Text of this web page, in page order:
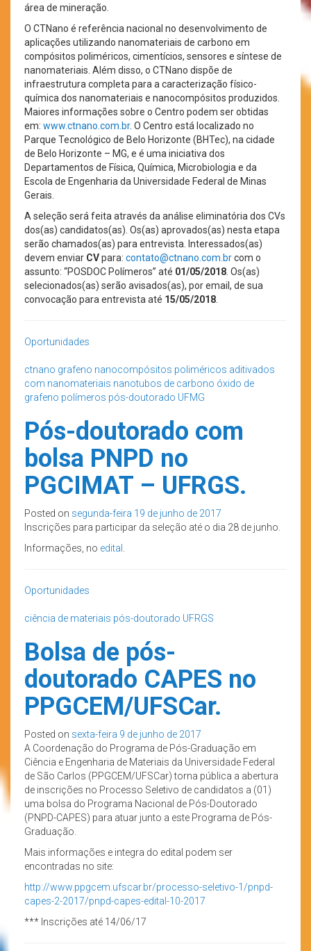
área de mineração.
O CTNano é referência nacional no desenvolvimento de
aplicações utilizando nanomateriais de carbono em
compósitos poliméricos, cimentícios, sensores e síntese de
nanomateriais. Além disso, o CTNano dispõe de
infraestrutura completa para a caracterização físico-
química dos nanomateriais e nanocompósitos produzidos.
Maiores informações sobre o Centro podem ser obtidas
em: www.ctnano.com.br. O Centro está localizado no
Parque Tecnológico de Belo Horizonte (BHTec), na cidade
de Belo Horizonte – MG, e é uma iniciativa dos
Departamentos de Física, Química, Microbiologia e da
Escola de Engenharia da Universidade Federal de Minas
Gerais.
A seleção será feita através da análise eliminatória dos CVs
dos(as) candidatos(as). Os(as) aprovados(as) nesta etapa
serão chamados(as) para entrevista. Interessados(as)
devem enviar CVpara: contato@ctnano.com.brcom o
assunto: “POSDOC Polímeros” até 01/05/2018 . Os(as)
selecionados(as) serão avisados(as), por email, de sua
convocação para entrevista até 15/05/2018
Oportunidades
ctnano grafeno nanocompósitos poliméricos aditivados
com nanomateriais nanotubos de carbono óxido de
grafeno polímeros pós-doutorado UFMG
Pós-doutorado com
bolsa PNPD no
PGCIMAT – UFRGS.
Posted on segunda-feira 19 de junho de 2017
Inscrições para participar da seleção até o dia 28 de junho.
Informações, no edital
Oportunidades
ciência de materiais pós-doutorado UFRGS
Bolsa de pós-
doutorado CAPES no
PPGCEM/UFSCar.
Posted on sexta-feira 9 de junho de 2017
A Coordenação do Programa de Pós-Graduação em
Ciência e Engenharia de Materiais da Universidade Federal
de São Carlos (PPGCEM/UFSCar) torna pública a abertura
de inscrições no Processo Seletivo de candidatos a (01)
uma bolsa do Programa Nacional de Pós-Doutorado
(PNPD-CAPES) para atuar junto a este Programa de Pós-
Graduação.
Mais informações e integra do edital podem ser
encontradas no site:
http://www.ppgcem.ufscar.br/processo-seletivo-1/pnpd-
capes-2-2017/pnpd-capes-edital-10-2017
*** Inscrições até 14/06/17